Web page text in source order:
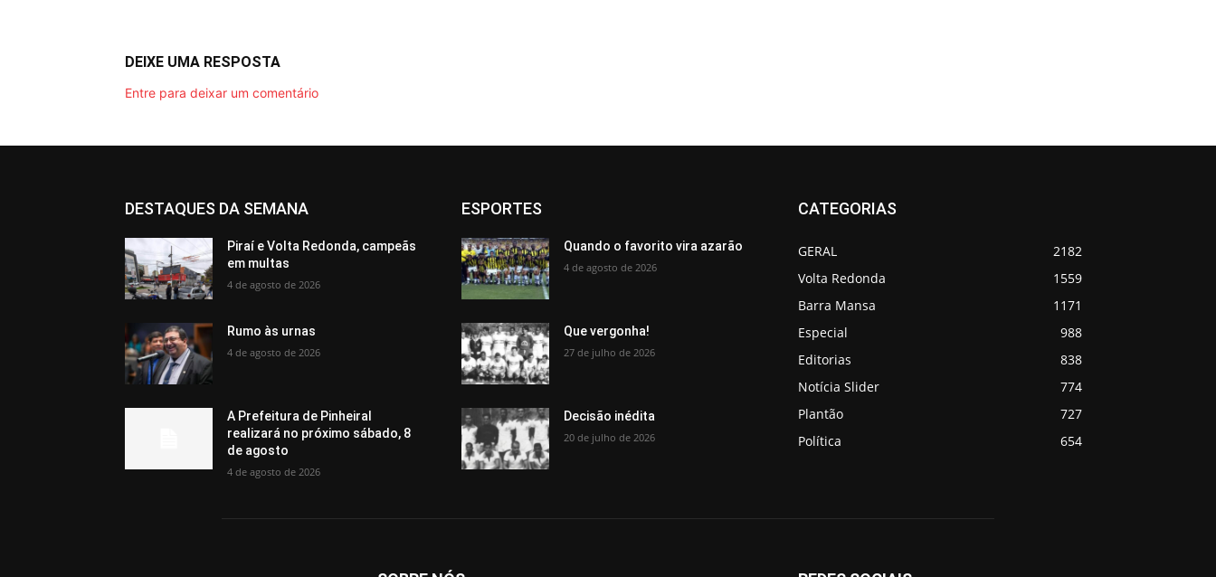
DEIXE UMA RESPOSTA
Entre para deixar um comentário
DESTAQUES DA SEMANA
Piraí e Volta Redonda, campeãs
em multas
4 de agosto de 2026
Rumo às urnas
4 de agosto de 2026
A Prefeitura de Pinheiral
realizará no próximo sábado, 8
de agosto
4 de agosto de 2026
ESPORTES
Quando o favorito vira azarão
4 de agosto de 2026
Que vergonha!
27 de julho de 2026
Decisão inédita
20 de julho de 2026
CATEGORIAS
GERAL
2182
Volta Redonda
1559
Barra Mansa
1171
Especial
988
Editorias
838
Notícia Slider
774
Plantão
727
Política
654